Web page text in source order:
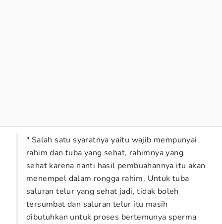
" Salah satu syaratnya yaitu wajib mempunyai
rahim dan tuba yang sehat, rahimnya yang
sehat karena nanti hasil pembuahannya itu akan
menempel dalam rongga rahim. Untuk tuba
saluran telur yang sehat jadi, tidak boleh
tersumbat dan saluran telur itu masih
dibutuhkan untuk proses bertemunya sperma